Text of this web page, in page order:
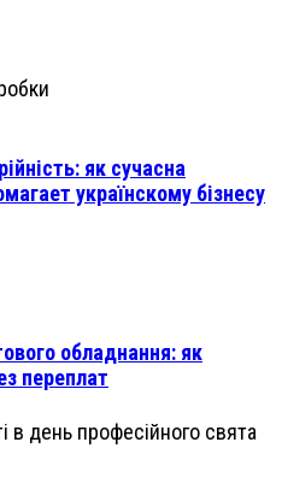
як сучасна
українскому бізнесу
обладнання: як
переплат